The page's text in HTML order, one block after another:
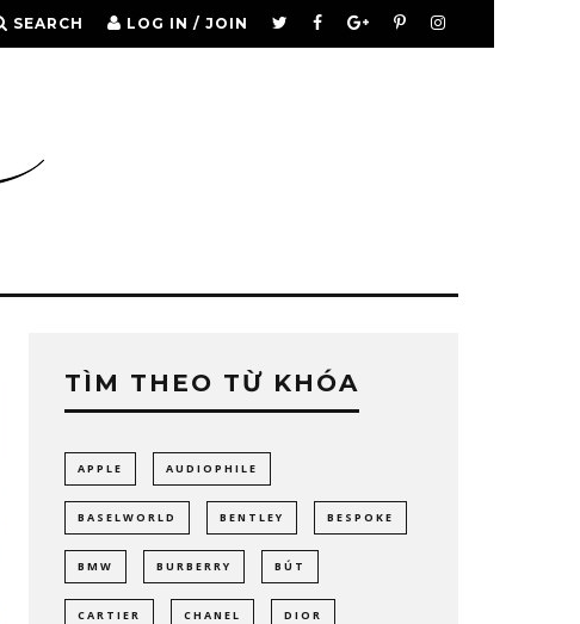
SEARCH LOG IN / JOIN
TÌM THEO TỪ KHÓA
APPLE AUDIOPHILE
BASELWORLD BENTLEY BESPOKE
BMW BURBERRY BÚT
CARTIER CHANEL DIOR